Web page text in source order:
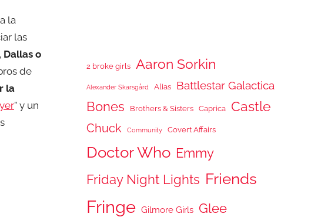
la
las
Dallas o
de
la
” y un
2 broke girls Aaron Sorkin
Alexander Skarsgård Alias Battlestar Galactica
Bones Brothers & Sisters Caprica Castle
Chuck Community Covert Affairs
Doctor Who Emmy
Friday Night Lights Friends
Fringe Gilmore Girls Glee